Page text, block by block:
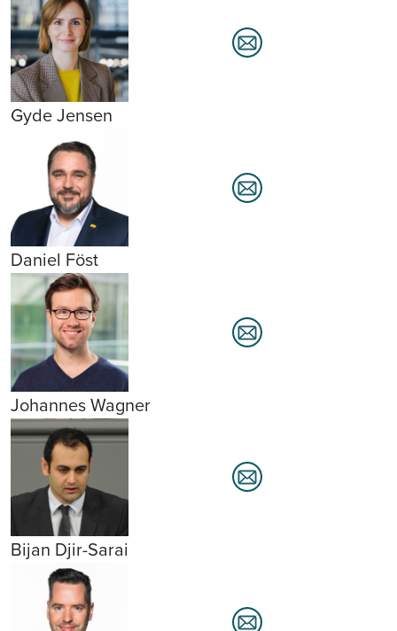
Gyde Jensen
Daniel Föst
Johannes Wagner
Bijan Djir-Sarai